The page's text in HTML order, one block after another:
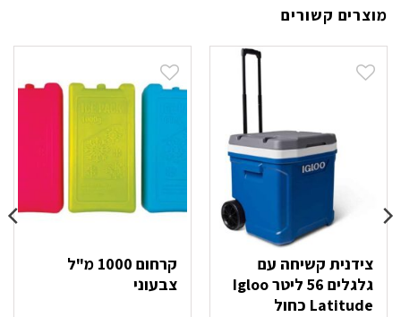
מוצרים קשורים
צידנית קשיחה עם
גלגלים 56 ליטר Igloo
Latitude כחול
קרחום 1000 מ"ל
צבעוני